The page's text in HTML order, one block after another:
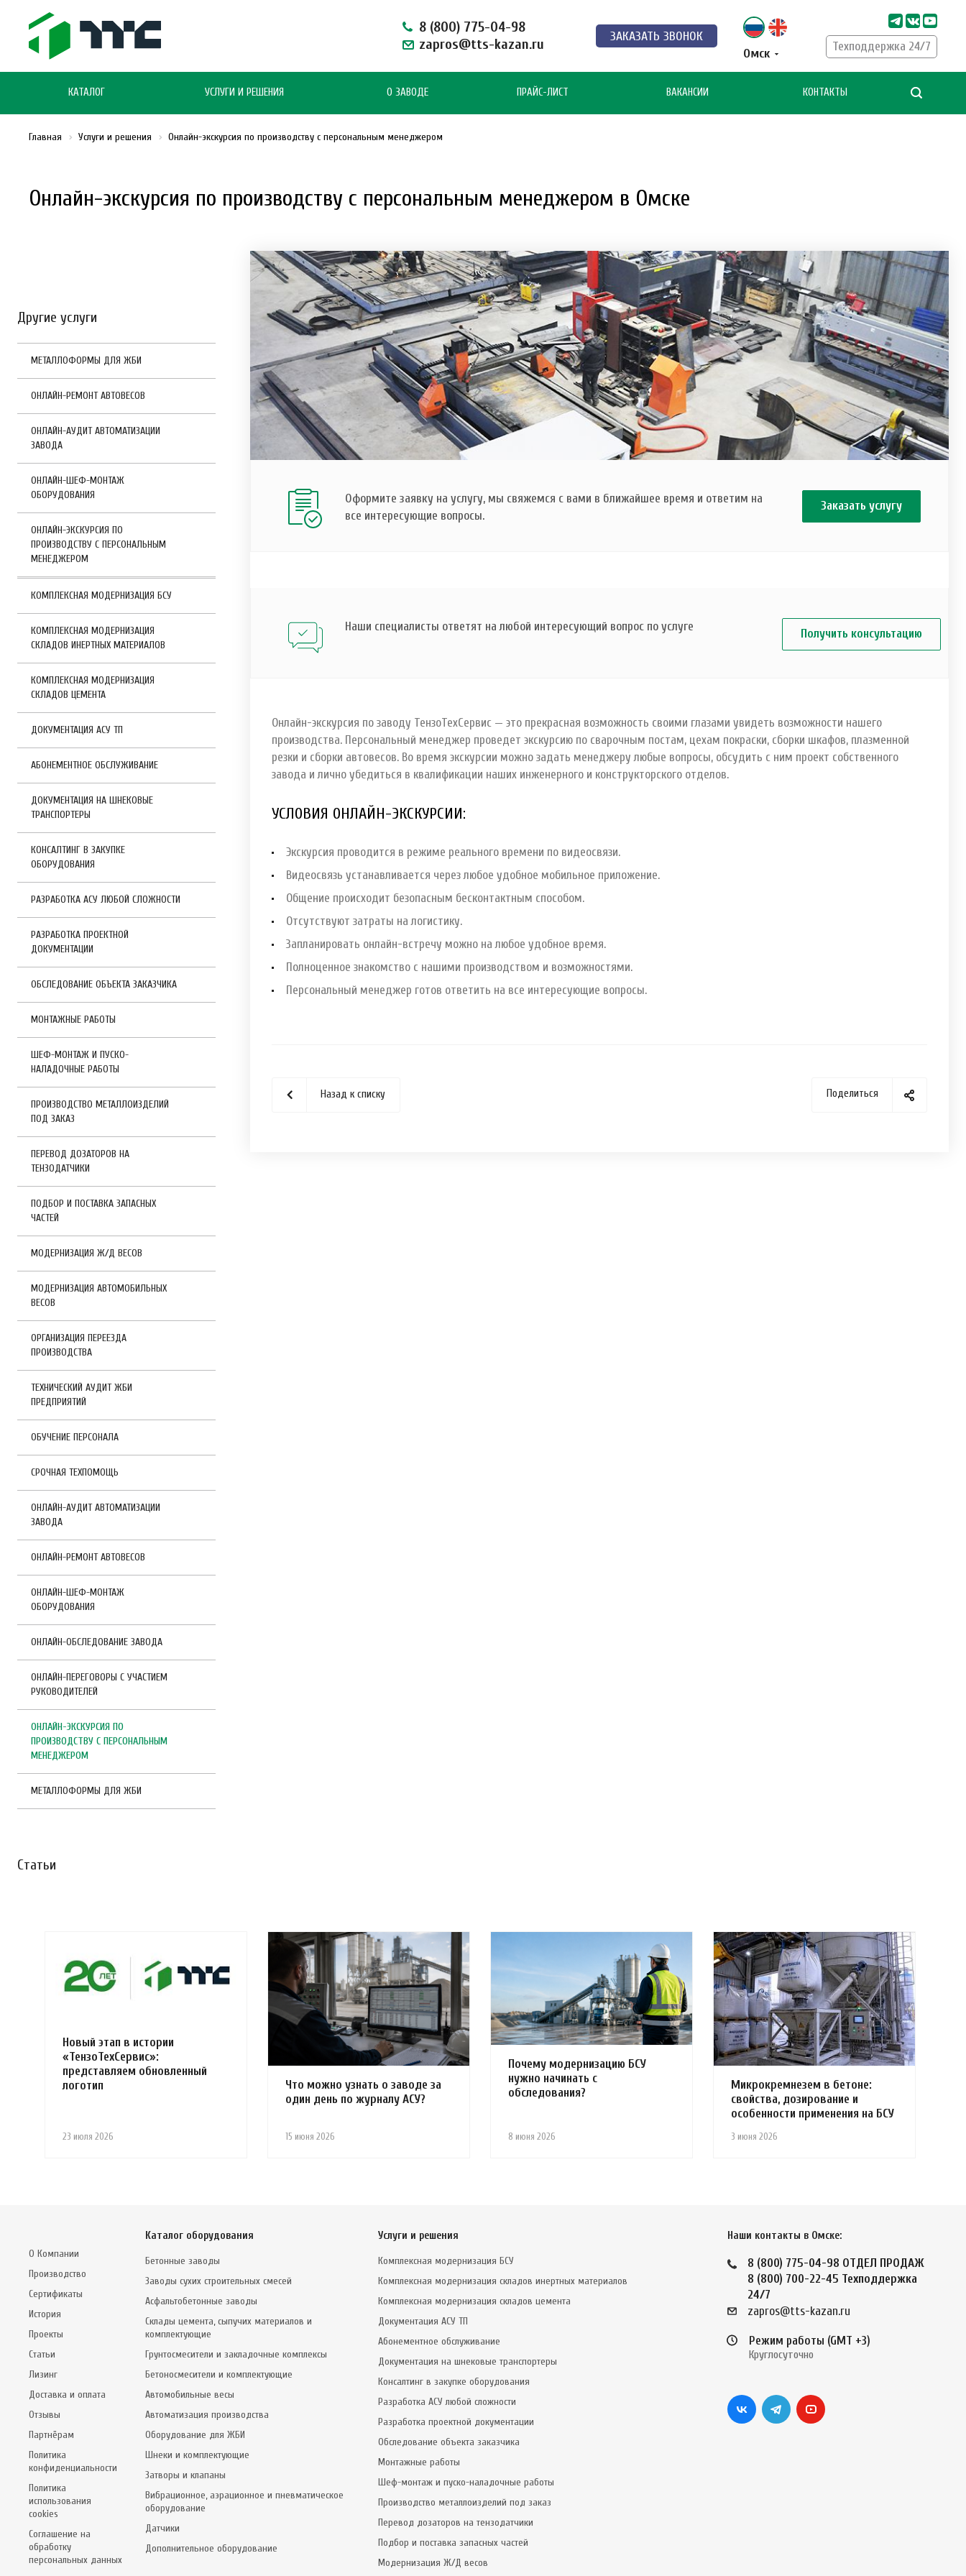
8 (800) 775-04-98
zapros@tts-kazan.ru
ЗАКАЗАТЬ ЗВОНОК
Омск
Техподдержка 24/7
КАТАЛОГ УСЛУГИ И РЕШЕНИЯ О ЗАВОДЕ ПРАЙС-ЛИСТ ВАКАНСИИ КОНТАКТЫ
Онлайн-экскурсия по производству с персональным менеджером в Омске
Главная Услуги и решения Онлайн-экскурсия по производству с персональным менеджером
Оформите заявку на услугу, мы свяжемся с вами в ближайшее время и ответим на
все интересующие вопросы.
Заказать услугу
Наши специалисты ответят на любой интересующий вопрос по услуге
Получить консультацию
Онлайн-экскурсия по заводу ТензоТехСервис — это прекрасная возможность своими глазами увидеть возможности нашего
производства. Персональный менеджер проведет экскурсию по сварочным постам, цехам покраски, сборки шкафов, плазменной
резки и сборки автовесов. Во время экскурсии можно задать менеджеру любые вопросы, обсудить с ним проект собственного
завода и лично убедиться в квалификации наших инженерного и конструкторского отделов.
УСЛОВИЯ ОНЛАЙН-ЭКСКУРСИИ:
Экскурсия проводится в режиме реального времени по видеосвязи.
Видеосвязь устанавливается через любое удобное мобильное приложение.
Общение происходит безопасным бесконтактным способом.
Отсутствуют затраты на логистику.
Запланировать онлайн-встречу можно на любое удобное время.
Полноценное знакомство с нашими производством и возможностями.
Персональный менеджер готов ответить на все интересующие вопросы.
Поделиться
Назад к списку
Другие услуги
МЕТАЛЛОФОРМЫ ДЛЯ ЖБИ
ОНЛАЙН-РЕМОНТ АВТОВЕСОВ
ОНЛАЙН-АУДИТ АВТОМАТИЗАЦИИ
ЗАВОДА
ОНЛАЙН-ШЕФ-МОНТАЖ
ОБОРУДОВАНИЯ
ОНЛАЙН-ЭКСКУРСИЯ ПО
ПРОИЗВОДСТВУ С ПЕРСОНАЛЬНЫМ
МЕНЕДЖЕРОМ
КОМПЛЕКСНАЯ МОДЕРНИЗАЦИЯ БСУ
КОМПЛЕКСНАЯ МОДЕРНИЗАЦИЯ
СКЛАДОВ ИНЕРТНЫХ МАТЕРИАЛОВ
КОМПЛЕКСНАЯ МОДЕРНИЗАЦИЯ
СКЛАДОВ ЦЕМЕНТА
ДОКУМЕНТАЦИЯ АСУ ТП
АБОНЕМЕНТНОЕ ОБСЛУЖИВАНИЕ
ДОКУМЕНТАЦИЯ НА ШНЕКОВЫЕ
ТРАНСПОРТЕРЫ
КОНСАЛТИНГ В ЗАКУПКЕ
ОБОРУДОВАНИЯ
РАЗРАБОТКА АСУ ЛЮБОЙ СЛОЖНОСТИ
РАЗРАБОТКА ПРОЕКТНОЙ
ДОКУМЕНТАЦИИ
ОБСЛЕДОВАНИЕ ОБЪЕКТА ЗАКАЗЧИКА
МОНТАЖНЫЕ РАБОТЫ
ШЕФ-МОНТАЖ И ПУСКО-
НАЛАДОЧНЫЕ РАБОТЫ
ПРОИЗВОДСТВО МЕТАЛЛОИЗДЕЛИЙ
ПОД ЗАКАЗ
ПЕРЕВОД ДОЗАТОРОВ НА
ТЕНЗОДАТЧИКИ
ПОДБОР И ПОСТАВКА ЗАПАСНЫХ
ЧАСТЕЙ
МОДЕРНИЗАЦИЯ Ж/Д ВЕСОВ
МОДЕРНИЗАЦИЯ АВТОМОБИЛЬНЫХ
ВЕСОВ
ОРГАНИЗАЦИЯ ПЕРЕЕЗДА
ПРОИЗВОДСТВА
ТЕХНИЧЕСКИЙ АУДИТ ЖБИ
ПРЕДПРИЯТИЙ
ОБУЧЕНИЕ ПЕРСОНАЛА
СРОЧНАЯ ТЕХПОМОЩЬ
ОНЛАЙН-АУДИТ АВТОМАТИЗАЦИИ
ЗАВОДА
ОНЛАЙН-РЕМОНТ АВТОВЕСОВ
ОНЛАЙН-ШЕФ-МОНТАЖ
ОБОРУДОВАНИЯ
ОНЛАЙН-ОБСЛЕДОВАНИЕ ЗАВОДА
ОНЛАЙН-ПЕРЕГОВОРЫ С УЧАСТИЕМ
РУКОВОДИТЕЛЕЙ
ОНЛАЙН-ЭКСКУРСИЯ ПО
ПРОИЗВОДСТВУ С ПЕРСОНАЛЬНЫМ
МЕНЕДЖЕРОМ
МЕТАЛЛОФОРМЫ ДЛЯ ЖБИ
Статьи
23 июля 2026
Новый этап в истории
«ТензоТехСервис»:
представляем обновленный
логотип
15 июня 2026
Что можно узнать о заводе за
один день по журналу АСУ?
8 июня 2026
Почему модернизацию БСУ
нужно начинать с
обследования?
3 июня 2026
Микрокремнезем в бетоне:
свойства, дозирование и
особенности применения на БСУ
О Компании
Производство
Сертификаты
История
Проекты
Статьи
Лизинг
Доставка и оплата
Отзывы
Партнёрам
Политика
конфиденциальности
Политика
использования
cookies
Соглашение на
обработку
персональных данных
Каталог оборудования
Бетонные заводы
Заводы сухих строительных смесей
Асфальтобетонные заводы
Склады цемента, сыпучих материалов и
комплектующие
Грунтосмесители и закладочные комплексы
Бетоносмесители и комплектующие
Автомобильные весы
Автоматизация производства
Оборудование для ЖБИ
Шнеки и комплектующие
Затворы и клапаны
Вибрационное, аэрационное и пневматическое
оборудование
Датчики
Дополнительное оборудование
Услуги и решения
Комплексная модернизация БСУ
Комплексная модернизация складов инертных материалов
Комплексная модернизация складов цемента
Документация АСУ ТП
Абонементное обслуживание
Документация на шнековые транспортеры
Консалтинг в закупке оборудования
Разработка АСУ любой сложности
Разработка проектной документации
Обследование объекта заказчика
Монтажные работы
Шеф-монтаж и пуско-наладочные работы
Производство металлоизделий под заказ
Перевод дозаторов на тензодатчики
Подбор и поставка запасных частей
Модернизация Ж/Д весов
Наши контакты в Омске:
8 (800) 775-04-98 ОТДЕЛ ПРОДАЖ
8 (800) 700-22-45 Техподдержка
24/7
zapros@tts-kazan.ru
Режим работы (GMT +3)
Круглосуточно